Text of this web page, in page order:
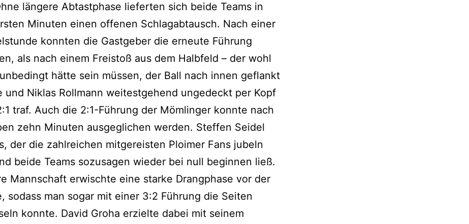
längere Abtastphase lieferten sich beide Teams in
Minuten einen offenen Schlagabtausch. Nach einer
konnten die Gastgeber die erneute Führung
als nach einem Freistoß aus dem Halbfeld – der wohl
hätte sein müssen, der Ball nach innen geflankt
und Niklas Rollmann weitestgehend ungedeckt per Kopf
traf. Auch die 2:1-Führung der Mömlinger konnte nach
zehn Minuten ausgeglichen werden. Steffen Seidel
der die zahlreichen mitgereisten Ploimer Fans jubeln
beide Teams sozusagen wieder bei null beginnen ließ.
Mannschaft erwischte eine starke Drangphase vor der
sodass man sogar mit einer 3:2 Führung die Seiten
konnte. David Groha erzielte dabei mit seinem